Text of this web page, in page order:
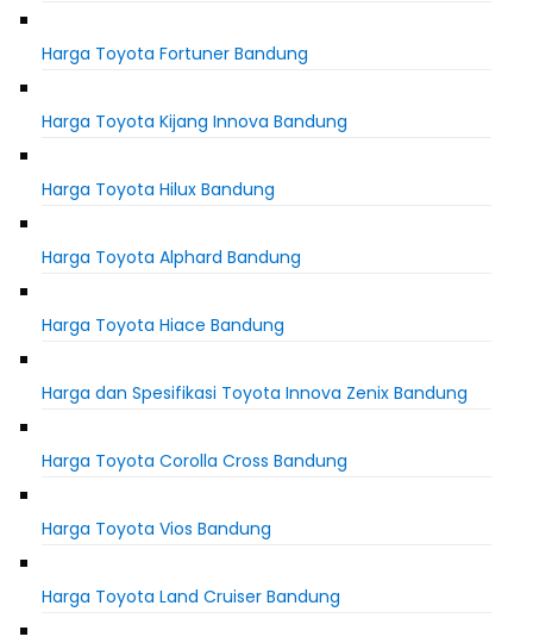
Harga Toyota Fortuner Bandung
Harga Toyota Kijang Innova Bandung
Harga Toyota Hilux Bandung
Harga Toyota Alphard Bandung
Harga Toyota Hiace Bandung
Harga dan Spesifikasi Toyota Innova Zenix Bandung
Harga Toyota Corolla Cross Bandung
Harga Toyota Vios Bandung
Harga Toyota Land Cruiser Bandung